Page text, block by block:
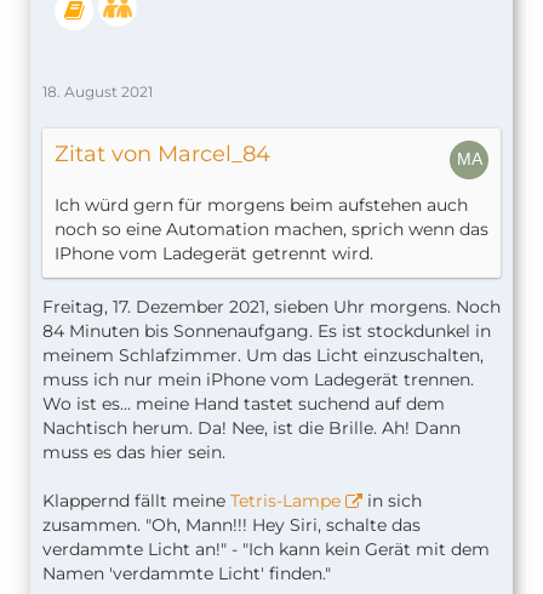
Automation erstellt und aktiviert.
Damit wird unsere “Gute Nacht”-Szene, in der wir
automatisch aktiviert, sobald wir abends ins Bett
gehen und das iPhone auf die Ladestation legen.
aktivieren
erschien zuerst aufSmartApfel.de
18. August 2021
Zitat von Marcel_84
Ich würd gern für morgens beim aufstehen auch
noch so eine Automation machen, sprich wenn das
IPhone vom Ladegerät getrennt wird.
Freitag, 17. Dezember 2021, sieben Uhr morgens. Noch
84 Minuten bis Sonnenaufgang. Es ist stockdunkel in
meinem Schlafzimmer. Um das Licht einzuschalten,
muss ich nur mein iPhone vom Ladegerät trennen.
Wo ist es... meine Hand tastet suchend auf dem
Nachtisch herum. Da! Nee, ist die Brille. Ah! Dann
muss es das hier sein.
Klappernd fällt meine Tetris-Lampe
in sich
zusammen. "Oh, Mann!!! Hey Siri, schalte das
verdammte Licht an!" - "Ich kann kein Gerät mit dem
Namen 'verdammte Licht' finden."